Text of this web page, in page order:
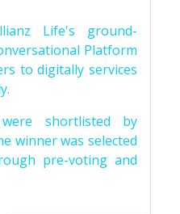
Life's ground-
Platform
to digitally services
shortlisted by
winner was selected
pre-voting and